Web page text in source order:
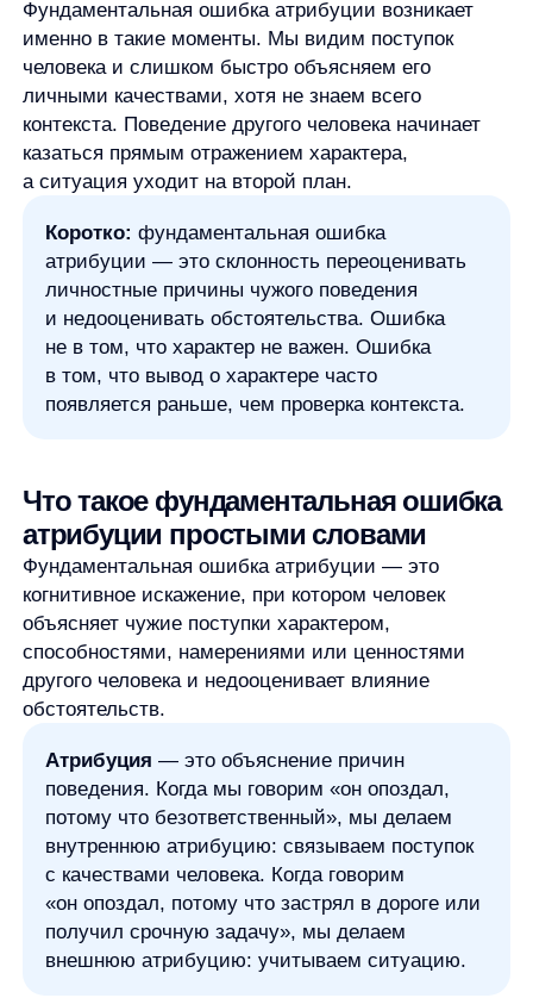
атрибуции — это склонность переоценивать
личностные причины чужого поведения
и недооценивать обстоятельства. Ошибка
не в том, что характер не важен. Ошибка
в том, что вывод о характере часто
появляется раньше, чем проверка контекста.
Что такое фундаментальная ошибка
атрибуции простыми словами
Фундаментальная ошибка атрибуции — это
когнитивное искажение, при котором человек
объясняет чужие поступки характером,
способностями, намерениями или ценностями
другого человека и недооценивает влияние
обстоятельств.
потому что безответственный», мы делаем
внутреннюю атрибуцию: связываем поступок
с качествами человека. Когда говорим
«он опоздал, потому что застрял в дороге или
внешнюю атрибуцию: учитываем ситуацию.
Фундаментальная ошибка появляется, когда
внутреннее объяснение становится слишком
быстрым и слишком уверенным. Мы не просто
характера. Мы начинаем считать это главным
объяснением, хотя видим только часть картины.
Эта ошибка особенно заметна в оценке чужого
поведения. Своё поведение мы обычно объясняем
подробнее: знаем, что не выспались, спешили,
нервничали, получили плохие новости или
работали в неудобных условиях. О другом
человеке у нас меньше информации, поэтому мозг
достраивает причину по самому заметному